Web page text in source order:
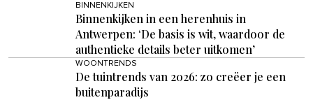
BINNENKIJKEN
Binnenkijken in een herenhuis in
Antwerpen: ‘De basis is wit, waardoor de
authentieke details beter uitkomen’
WOONTRENDS
De tuintrends van 2026: zo creëer je een
buitenparadijs